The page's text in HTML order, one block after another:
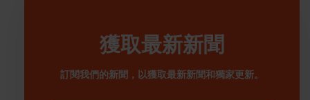
獲取最新新聞
訂閱我們的新聞，以獲取最新新聞和獨家更新。